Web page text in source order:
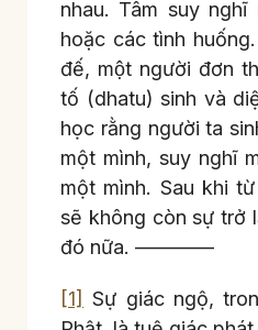
nhau. Tâm suy
hoặc các tình
đế, một người đơn
tố (dhatu) sinh và
học rằng người ta
một mình, suy nghĩ
một mình. Sau khi
sẽ không còn sự trở
đó nữa. ————
[1] Sự giác ngộ,